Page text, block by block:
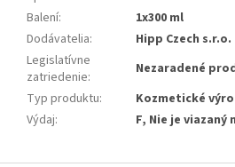
Balení:
1x300 ml
Dodávatelia:
Hipp Czech s.r.o.
Legislatívne
zatriedenie:
Nezaradené
Typ produktu:
Kozmetické
Výdaj: F, Nie je